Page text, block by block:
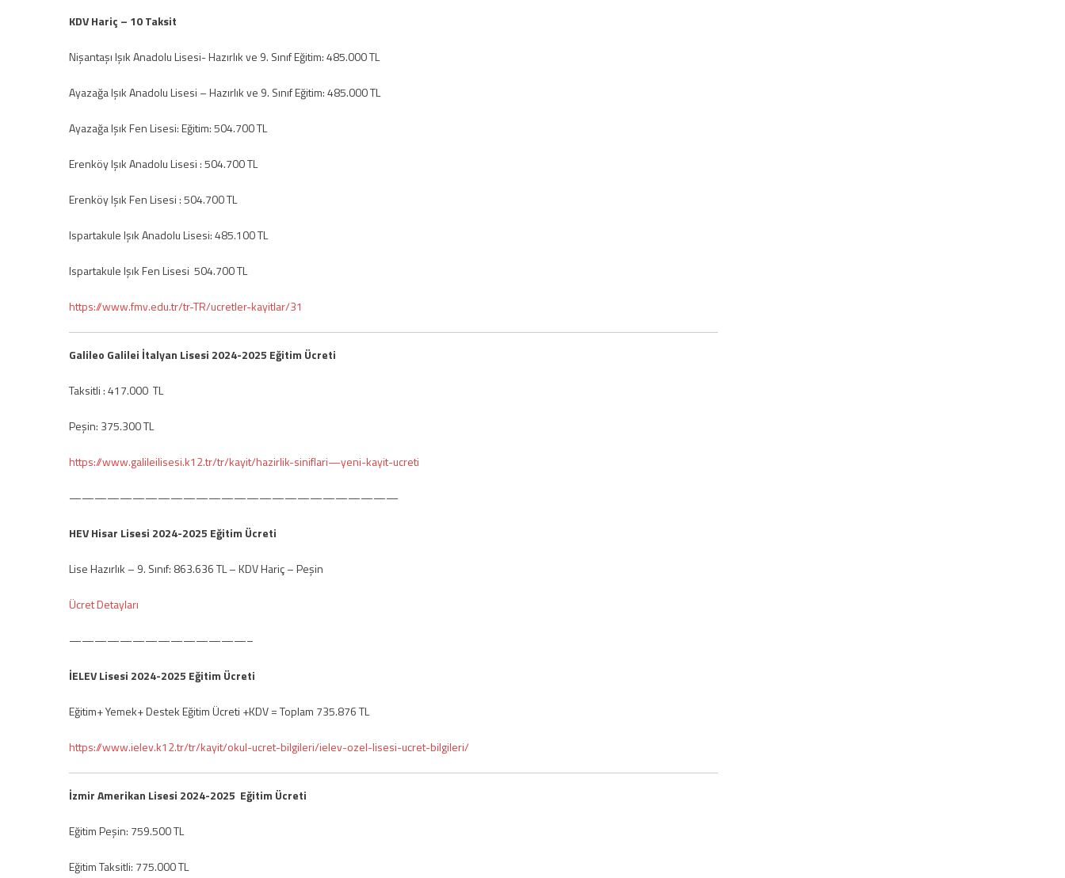
KDV Hariç – 10 Taksit
Nişantaşı Işık Anadolu Lisesi- Hazırlık ve 9. Sınıf Eğitim: 485.000 TL
Ayazağa Işık Anadolu Lisesi – Hazırlık ve 9. Sınıf Eğitim: 485.000 TL
Ayazağa Işık Fen Lisesi: Eğitim: 504.700 TL
Erenköy Işık Anadolu Lisesi : 504.700 TL
Erenköy Işık Fen Lisesi : 504.700 TL
Ispartakule Işık Anadolu Lisesi: 485.100 TL
Ispartakule Işık Fen Lisesi 504.700 TL
https://www.fmv.edu.tr/tr-TR/ucretler-kayitlar/31
Galileo Galilei İtalyan Lisesi 2024-2025 Eğitim Ücreti
Taksitli : 417.000 TL
Peşin: 375.300 TL
https://www.galileilisesi.k12.tr/tr/kayit/hazirlik-siniflari—yeni-kayit-ucreti
——————————————————————————
HEV Hisar Lisesi 2024-2025 Eğitim Ücreti
Lise Hazırlık – 9. Sınıf: 863.636 TL – KDV Hariç – Peşin
Ücret Detayları
——————————————–
İELEV Lisesi 2024-2025 Eğitim Ücreti
Eğitim+ Yemek+ Destek Eğitim Ücreti +KDV = Toplam 735.876 TL
https://www.ielev.k12.tr/tr/kayit/okul-ucret-bilgileri/ielev-ozel-lisesi-ucret-bilgileri/
İzmir Amerikan Lisesi 2024-2025 Eğitim Ücreti
Eğitim Peşin: 759.500 TL
Eğitim Taksitli: 775.000 TL